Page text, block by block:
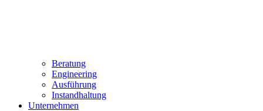
Beratung
Engineering
Ausführung
Instandhaltung
Unternehmen